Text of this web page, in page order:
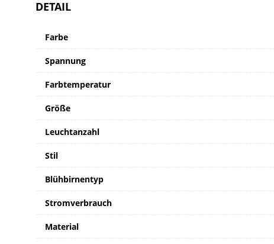
DETAIL
Farbe
Spannung
Farbtemperatur
Größe
Leuchtanzahl
Stil
Blühbirnentyp
Stromverbrauch
Material